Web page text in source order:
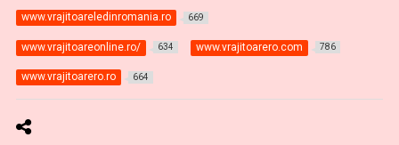
www.vrajitoareledinromania.ro 669
www.vrajitoareonline.ro/ 634 www.vrajitoarero.com 786
www.vrajitoarero.ro 664